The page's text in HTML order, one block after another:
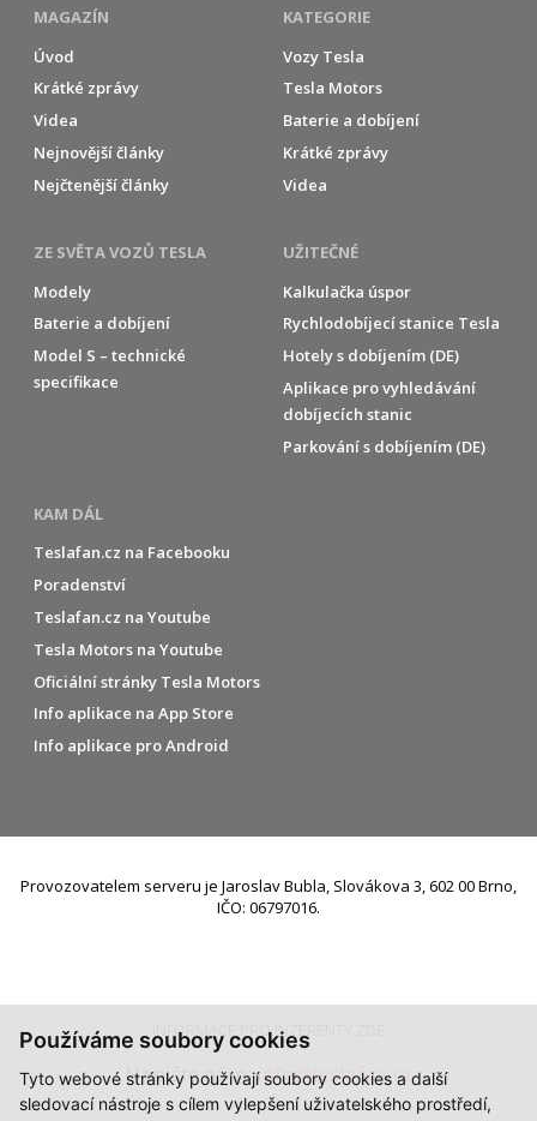
Používáme soubory cookies
Tyto webové stránky používají soubory cookies a další
sledovací nástroje s cílem vylepšení uživatelského prostředí,
MAGAZÍN
Úvod
Krátké zprávy
Videa
Nejnovější články
Nejčtenější články
KATEGORIE
Vozy Tesla
Tesla Motors
Baterie a dobíjení
Krátké zprávy
Videa
ZE SVĚTA VOZŮ TESLA
Modely
Baterie a dobíjení
Model S – technické
specifikace
UŽITEČNÉ
Kalkulačka úspor
Rychlodobíjecí stanice Tesla
Hotely s dobíjením (DE)
Aplikace pro vyhledávání
dobíjecích stanic
Parkování s dobíjením (DE)
KAM DÁL
Teslafan.cz na Facebooku
Poradenství
Teslafan.cz na Youtube
Tesla Motors na Youtube
Oficiální stránky Tesla Motors
Info aplikace na App Store
Info aplikace pro Android
Provozovatelem serveru je Jaroslav Bubla, Slovákova 3, 602 00 Brno,
IČO: 06797016.
INFORMACE PRO INZERENTY ZDE
Napište nám:info@teslafan.cz